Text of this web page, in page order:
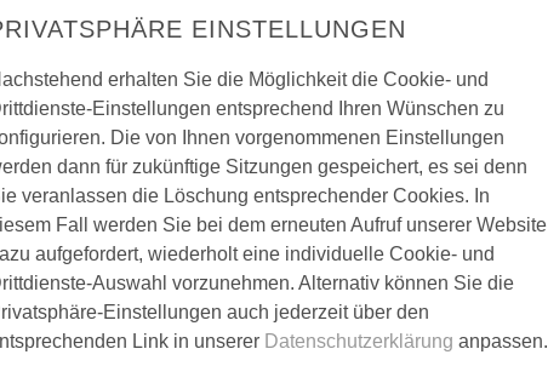
EINSTELLUNGEN
erhalten Sie die Möglichkeit die Cookie- und
Einstellungen entsprechend Ihren Wünschen zu
Die von Ihnen vorgenommenen Einstellungen
dann für zukünftige Sitzungen gespeichert, es sei denn
veranlassen die Löschung entsprechender Cookies. In
Fall werden Sie bei dem erneuten Aufruf unserer Website
aufgefordert, wiederholt eine individuelle Cookie- und
Auswahl vorzunehmen. Alternativ können Sie die
Einstellungen auch jederzeit über den
Link in unserer Datenschutzerklärung anpassen.